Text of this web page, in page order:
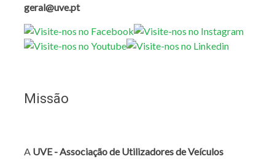
geral@uve.pt
Missão
A UVE - Associação de Utilizadores de Veículos